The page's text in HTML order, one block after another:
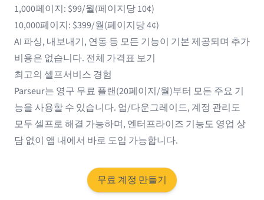
1,000페이지: $99/월(페이지당 10¢)
10,000페이지: $399/월(페이지당 4¢)
AI 파싱, 내보내기, 연동 등 모든 기능이 기본 제공되며 추가
비용은 없습니다. 전체 가격표 보기
최고의 셀프서비스 경험
Parseur는 영구 무료 플랜(20페이지/월)부터 모든 주요 기
능을 사용할 수 있습니다. 업/다운그레이드, 계정 관리도
모두 셀프로 해결 가능하며, 엔터프라이즈 기능도 영업 상
담 없이 앱 내에서 바로 도입 가능합니다.
무료 계정 만들기